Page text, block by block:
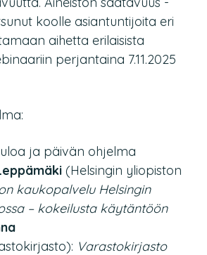
koolle asiantuntijoita eri
aihetta erilaisista
perjantaina 7.11.2025
ja päivän ohjelma
(Helsingin yliopiston
kaukopalvelu Helsingin
– kokeilusta käytäntöön
Varastokirjasto